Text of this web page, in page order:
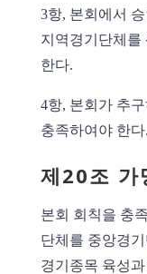
3항, 본회에서
지역경기단체를
한다.
4항, 본회가 추
충족하여야 한다.
제20조 가
본회 회칙을 충
단체를 중앙경
경기종목 육성